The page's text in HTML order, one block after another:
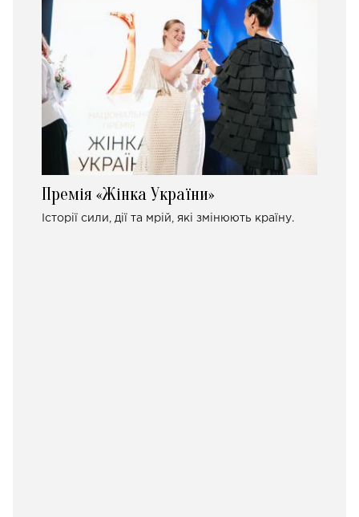
Премія «Жінка України»
Історії сили, дії та мрій, які змінюють країну.